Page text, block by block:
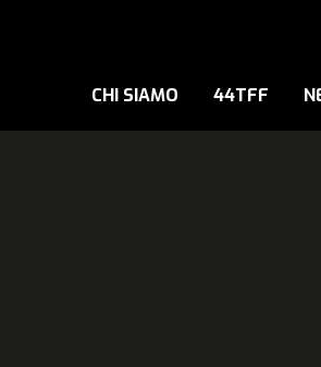
CHI SIAMO 44TFF